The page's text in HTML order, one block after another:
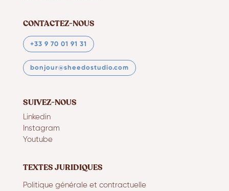
CONTACTEZ-NOUS
+33 9 70 01 91 31
bonjour@sheedostudio.com
SUIVEZ-NOUS
Linkedin
Instagram
Youtube
TEXTES JURIDIQUES
Politique générale et contractuelle